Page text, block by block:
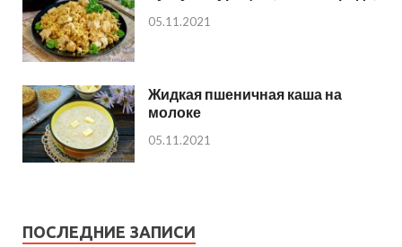
05.11.2021
Жидкая пшеничная каша на
молоке
05.11.2021
ПОСЛЕДНИЕ ЗАПИСИ